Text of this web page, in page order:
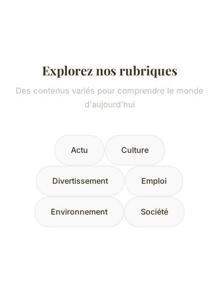
Explorez nos rubriques
Des contenus variés pour comprendre le monde
d'aujourd'hui
Actu Culture
Divertissement Emploi
Environnement Société